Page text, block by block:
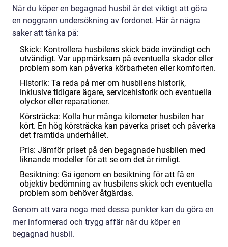
När du köper en begagnad husbil är det viktigt att göra
en noggrann undersökning av fordonet. Här är några
saker att tänka på:
Skick: Kontrollera husbilens skick både invändigt och
utvändigt. Var uppmärksam på eventuella skador eller
problem som kan påverka körbarheten eller komforten.
Historik: Ta reda på mer om husbilens historik,
inklusive tidigare ägare, servicehistorik och eventuella
olyckor eller reparationer.
Körsträcka: Kolla hur många kilometer husbilen har
kört. En hög körsträcka kan påverka priset och påverka
det framtida underhållet.
Pris: Jämför priset på den begagnade husbilen med
liknande modeller för att se om det är rimligt.
Besiktning: Gå igenom en besiktning för att få en
objektiv bedömning av husbilens skick och eventuella
problem som behöver åtgärdas.
Genom att vara noga med dessa punkter kan du göra en
mer informerad och trygg affär när du köper en
begagnad husbil.